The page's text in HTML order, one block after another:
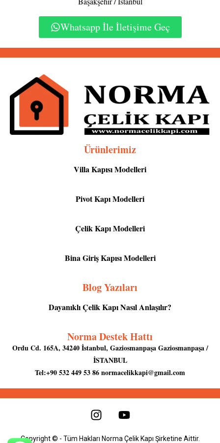
Whatsapp İle İletişime Geç
Ürünlerimiz
Villa Kapısı Modelleri
Pivot Kapı Modelleri
Çelik Kapı Modelleri
Bina Giriş Kapısı Modelleri
Blog Yazıları
Dayanıklı Çelik Kapı Nasıl Anlaşılır?
Norma Destek Hattı
Ordu Cd. 165A, 34240 İstanbul, Gaziosmanpaşa Gaziosmanpaşa /
İSTANBUL
Tel:+90 532 449 53 86normacelikkapi@gmail.com
Copyright © - Tüm Hakları Norma Çelik Kapı Şirketine Aittir.